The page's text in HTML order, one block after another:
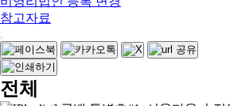
참고자료
전체